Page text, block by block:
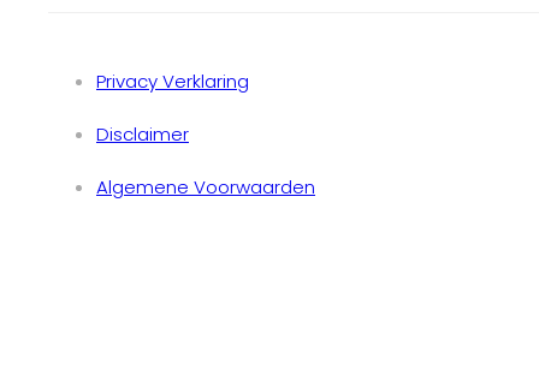
Privacy Verklaring
Disclaimer
Algemene Voorwaarden